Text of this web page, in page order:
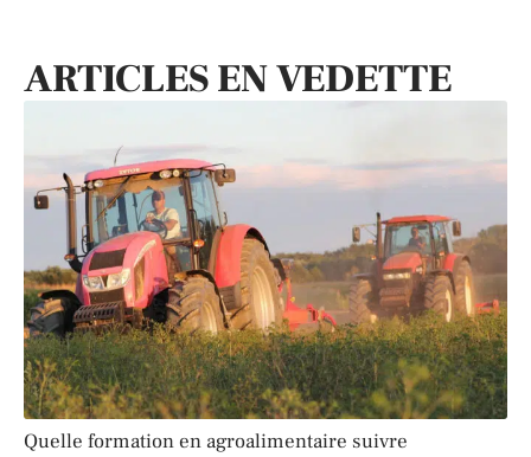
ARTICLES EN VEDETTE
Quelle formation en agroalimentaire suivre